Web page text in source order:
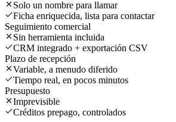
Solo un nombre para llamar
Ficha enriquecida, lista para contactar
Seguimiento comercial
Sin herramienta incluida
CRM integrado + exportación CSV
Plazo de recepción
Variable, a menudo diferido
Tiempo real, en pocos minutos
Presupuesto
Imprevisible
Créditos prepago, controlados